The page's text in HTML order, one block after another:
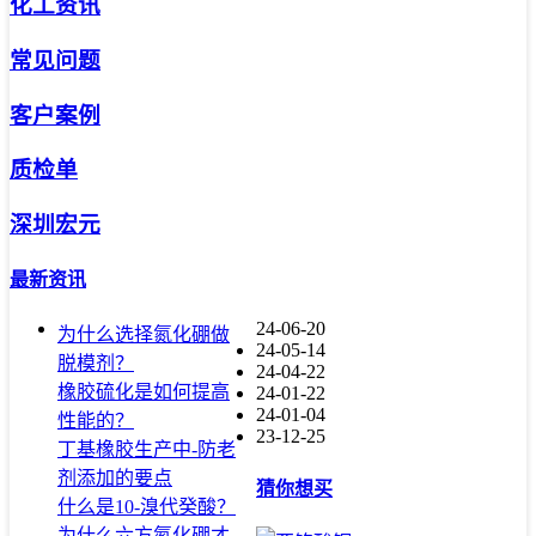
化工资讯
常见问题
客户案例
质检单
深圳宏元
最新资讯
为什么选择氮化硼做
脱模剂？
24-06-20
橡胶硫化是如何提高
性能的？
24-05-14
丁基橡胶生产中-防老
剂添加的要点
24-04-22
什么是10-溴代癸酸？
24-01-22
24-01-04
23-12-25
猜你想买